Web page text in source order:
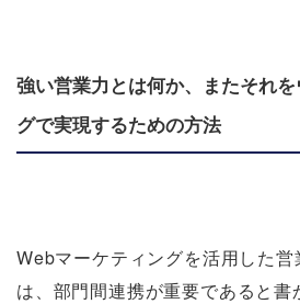
強い営業力とは何か、またそれ
グで実現するための方法
Webマーケティングを活用した
は、部門間連携が重要であると書